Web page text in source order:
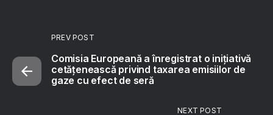
PREV POST
Comisia Europeană a înregistrat o inițiativă
cetățenească privind taxarea emisiilor de
gaze cu efect de seră
NEXT POST